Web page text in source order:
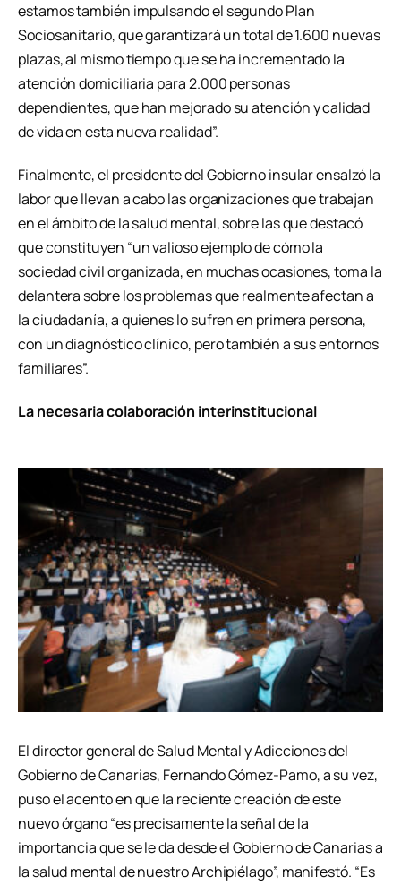
estamos también impulsando el segundo Plan
Sociosanitario, que garantizará un total de 1.600 nuevas
plazas, al mismo tiempo que se ha incrementado la
atención domiciliaria para 2.000 personas
dependientes, que han mejorado su atención y calidad
de vida en esta nueva realidad”.
Finalmente, el presidente del Gobierno insular ensalzó la
labor que llevan a cabo las organizaciones que trabajan
en el ámbito de la salud mental, sobre las que destacó
que constituyen “un valioso ejemplo de cómo la
sociedad civil organizada, en muchas ocasiones, toma la
delantera sobre los problemas que realmente afectan a
la ciudadanía, a quienes lo sufren en primera persona,
con un diagnóstico clínico, pero también a sus entornos
familiares”.
La necesaria colaboración interinstitucional
El director general de Salud Mental y Adicciones del
Gobierno de Canarias, Fernando Gómez-Pamo, a su vez,
puso el acento en que la reciente creación de este
nuevo órgano “es precisamente la señal de la
importancia que se le da desde el Gobierno de Canarias a
la salud mental de nuestro Archipiélago”, manifestó. “Es